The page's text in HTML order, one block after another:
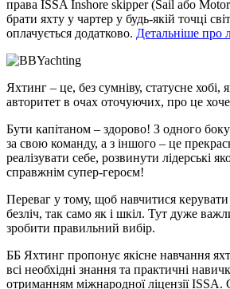
права ISSA Inshore skipper (Sail або
брати яхту у чартер у будь-якій точці
оплачується додатково. Детальніше про
Яхтинг – це, без сумніву, статусне хобі,
авторитет в очах оточуючих, про це
Бути капітаном – здорово! З одного боку
за свою команду, а з іншого – це
реалізувати себе, розвинути лідерські
справжнім супер-героєм!
Переваг у тому, щоб навчитися
безліч, так само як і шкіл. Тут дуже
зробити правильний вибір.
ББ Яхтинг пропонує якісне навчання
всі необхідні знання та практичні
отриманням міжнародної ліцензії